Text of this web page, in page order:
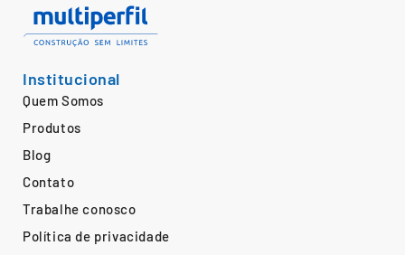
Institucional
Quem Somos
Produtos
Blog
Contato
Trabalhe conosco
Política de privacidade